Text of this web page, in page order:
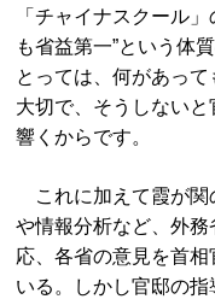
「チャイナスクール
も省益第一”という体
とっては、何があっ
大切で、そうしない
響くからです。
これに加えて霞が関
や情報分析など、外
応、各省の意見を首
いる。しかし官邸の